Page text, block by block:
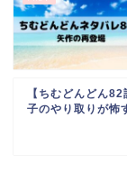
【ちむどんどん
子のやり取りが怖